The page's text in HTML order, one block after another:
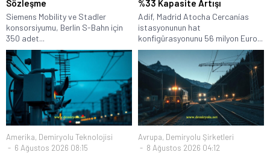
Sözleşme
Siemens Mobility ve Stadler
konsorsiyumu, Berlin S-Bahn için
350 adet...
%33 Kapasite Artışı
Adif, Madrid Atocha Cercanías
istasyonunun hat
konfigürasyonunu 56 milyon Euro...
Amerika, Demiryolu Teknolojisi
6 Ağustos 2026 08:15
Avrupa, Demiryolu Şirketleri
8 Ağustos 2026 04:12